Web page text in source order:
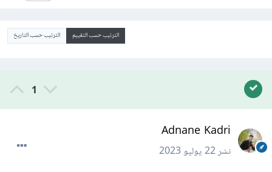
الترتيب حسب التقييم الترتيب حسب التاريخ
1
Adnane Kadri
نشر22 يوليو 2023